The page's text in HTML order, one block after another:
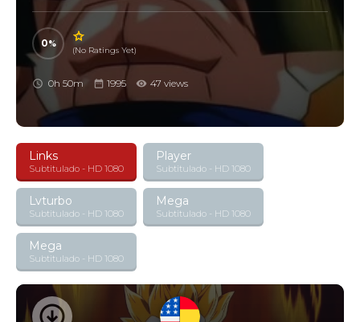
0
(No Ratings Yet)
0h 50m 1995 47 views
Links
Subtitulado - HD 1080
Player
Subtitulado - HD 1080
Lvturbo
Subtitulado - HD 1080
Mega
Subtitulado - HD 1080
Mega
Subtitulado - HD 1080